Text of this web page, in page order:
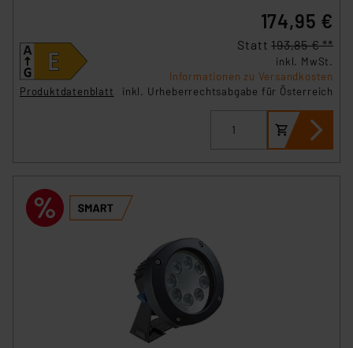
Produktdatenblatt
174,95 €
Statt193,85 € **
inkl. MwSt.
Informationen zu Versandkosten
inkl. Urheberrechtsabgabe für Österreich